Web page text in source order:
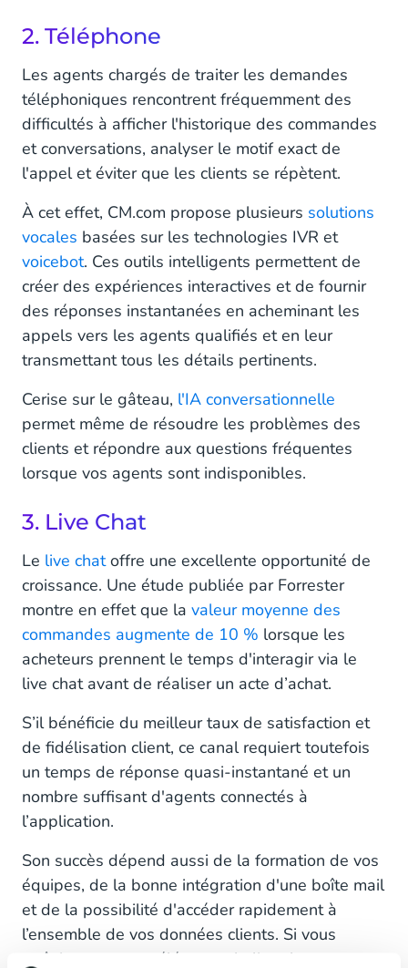
2. Téléphone
Les agents chargés de traiter les demandes
téléphoniques rencontrent fréquemment des
difficultés à afficher l'historique des commandes
et conversations, analyser le motif exact de
l'appel et éviter que les clients se répètent.
À cet effet, CM.com propose plusieurs solutions
vocales basées sur les technologies IVR et
voicebot. Ces outils intelligents permettent de
créer des expériences interactives et de fournir
des réponses instantanées en acheminant les
appels vers les agents qualifiés et en leur
transmettant tous les détails pertinents.
Cerise sur le gâteau, l'IA conversationnelle
permet même de résoudre les problèmes des
clients et répondre aux questions fréquentes
lorsque vos agents sont indisponibles.
3. Live Chat
Le live chatoffre une excellente opportunité de
croissance. Une étude publiée par Forrester
montre en effet que la valeur moyenne des
commandes augmente de 10 % lorsque les
acheteurs prennent le temps d'interagir via le
live chat avant de réaliser un acte d’achat.
S’il bénéficie du meilleur taux de satisfaction et
de fidélisation client, ce canal requiert toutefois
un temps de réponse quasi-instantané et un
nombre suffisant d'agents connectés à
l’application.
Son succès dépend aussi de la formation de vos
équipes, de la bonne intégration d'une boîte mail
et de la possibilité d'accéder rapidement à
l’ensemble de vos données clients. Si vous
maîtrisez tous ces éléments, le live chat